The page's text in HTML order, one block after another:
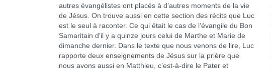
autres évangélistes ont placés à d’autres moments de la vie
de Jésus. On trouve aussi en cette section des récits que Luc
est le seul à raconter. Ce qui était le cas de l’évangile du Bon
Samaritain d’il y a quinze jours celui de Marthe et Marie de
dimanche dernier. Dans le texte que nous venons de lire, Luc
rapporte deux enseignements de Jésus sur la prière que
nous avons aussi en Matthieu, c’est-à-dire le Pater et